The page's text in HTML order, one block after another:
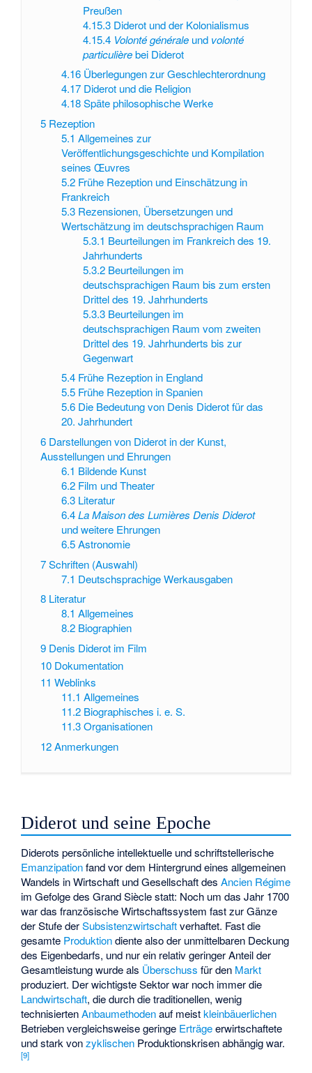
Preußen
4.15.3 Diderot und der Kolonialismus
4.15.4 Volonté généraleund volonté
particulièrebei Diderot
4.16 Überlegungen zur Geschlechterordnung
4.17 Diderot und die Religion
4.18 Späte philosophische Werke
5 Rezeption
5.1 Allgemeines zur
Veröffentlichungsgeschichte und Kompilation
seines Œuvres
5.2 Frühe Rezeption und Einschätzung in
Frankreich
5.3 Rezensionen, Übersetzungen und
Wertschätzung im deutschsprachigen Raum
5.3.1 Beurteilungen im Frankreich des 19.
Jahrhunderts
5.3.2 Beurteilungen im
deutschsprachigen Raum bis zum ersten
Drittel des 19. Jahrhunderts
5.3.3 Beurteilungen im
deutschsprachigen Raum vom zweiten
Drittel des 19. Jahrhunderts bis zur
Gegenwart
5.4 Frühe Rezeption in England
5.5 Frühe Rezeption in Spanien
5.6 Die Bedeutung von Denis Diderot für das
20. Jahrhundert
6 Darstellungen von Diderot in der Kunst,
Ausstellungen und Ehrungen
6.1 Bildende Kunst
6.2 Film und Theater
6.3 Literatur
6.4 La Maison des Lumières Denis Diderot
und weitere Ehrungen
6.5 Astronomie
7Schriften (Auswahl)
7.1 Deutschsprachige Werkausgaben
8 Literatur
8.1 Allgemeines
8.2 Biographien
9 Denis Diderot im Film
10 Dokumentation
11 Weblinks
11.1 Allgemeines
11.2 Biographisches i. e. S.
11.3 Organisationen
12Anmerkungen
Diderot und seine Epoche
Diderots persönliche intellektuelle und schriftstellerische
Emanzipationfand vor dem Hintergrund eines allgemeinen
Wandels in Wirtschaft und Gesellschaft desAncien Régime
im Gefolge desGrand Sièclestatt: Noch um das Jahr 1700
war das französische Wirtschaftssystem fast zur Gänze
der Stufe derSubsistenzwirtschaftverhaftet. Fast die
gesamte Produktiondiente also der unmittelbaren Deckung
des Eigenbedarfs, und nur ein relativ geringer Anteil der
Gesamtleistung wurde als Überschuss für den Markt
produziert. Der wichtigste Sektor war noch immer die
Landwirtschaft, die durch die traditionellen, wenig
technisiertenAnbaumethodenauf meistkleinbäuerlichen
Betrieben vergleichsweise geringe Erträgeerwirtschaftete
und stark vonzyklischen Produktionskrisen abhängig war.
[9]